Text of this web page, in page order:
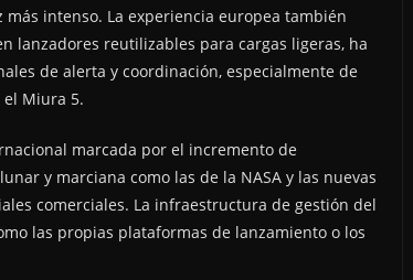
intenso. La experiencia europea también
lanzadores reutilizables para cargas ligeras, ha
de alerta y coordinación, especialmente de
el Miura 5.
marcada por el incremento de
y marciana como las de la NASA y las nuevas
comerciales. La infraestructura de gestión del
las propias plataformas de lanzamiento o los